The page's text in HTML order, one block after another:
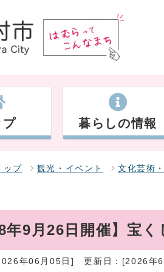
プ 暮らしの情報
ップ 観光・イベント 文化芸術
8年9月26日開催】宝
年06月05日] 更新日：[2026年